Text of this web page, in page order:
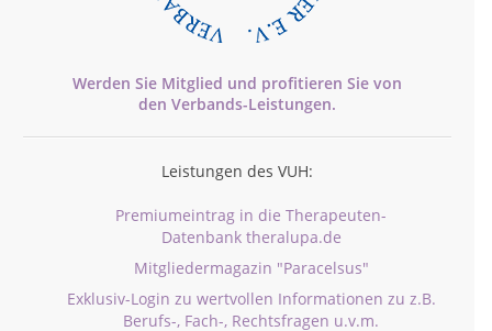
Werden Sie Mitglied und profitieren Sie von
den Verbands-Leistungen.
Leistungen des VUH:
Premiumeintrag in die Therapeuten-
Datenbank theralupa.de
Mitgliedermagazin "Paracelsus"
Exklusiv-Login zu wertvollen Informationen zu z.B.
Berufs-, Fach-, Rechtsfragen u.v.m.